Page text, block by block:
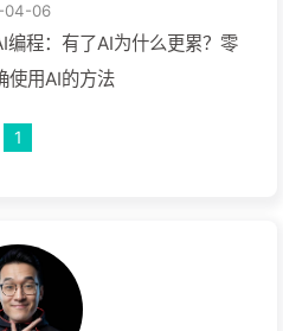
04-06
编程：有了AI为什么更累？零
使用AI的方法
1